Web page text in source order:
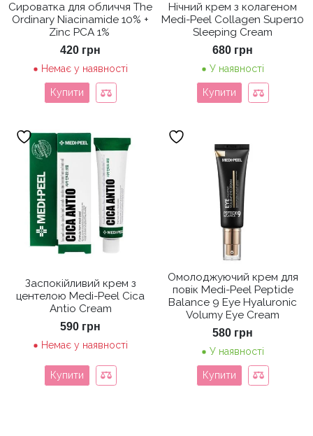
Сироватка для обличчя The
Ordinary Niacinamide 10% +
Zinc PCA 1%
420 грн
Немає у наявності
Купити
Нічний крем з колагеном
Medi-Peel Collagen Super10
Sleeping Cream
680 грн
У наявності
Купити
Заспокійливий крем з
центелою Medi-Peel Cica
Antio Cream
590 грн
Немає у наявності
Купити
Омолоджуючий крем для
повік Medi-Peel Peptide
Balance 9 Eye Hyaluronic
Volumy Eye Cream
580 грн
У наявності
Купити